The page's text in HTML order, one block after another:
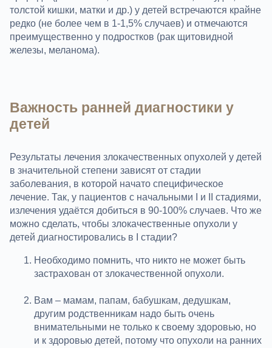
толстой кишки, матки и др.) у детей встречаются крайне
редко (не более чем в 1-1,5% случаев) и отмечаются
преимущественно у подростков (рак щитовидной
железы, меланома).
Важность ранней диагностики у
детей
Результаты лечения злокачественных опухолей у детей
в значительной степени зависят от стадии
заболевания, в которой начато специфическое
лечение. Так, у пациентов с начальными I и II стадиями,
излечения удаётся добиться в 90-100% случаев. Что же
можно сделать, чтобы злокачественные опухоли у
детей диагностировались в I стадии?
Необходимо помнить, что никто не может быть
застрахован от злокачественной опухоли.
Вам – мамам, папам, бабушкам, дедушкам,
другим родственникам надо быть очень
внимательными не только к своему здоровью, но
и к здоровью детей, потому что опухоли на ранних